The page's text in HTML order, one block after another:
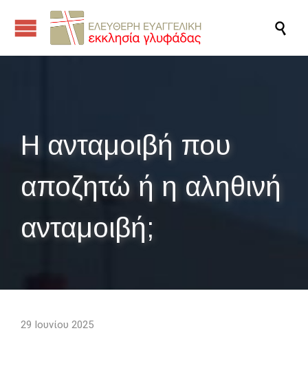

Η ανταμοιβή που
αποζητώ ή η αληθινή
ανταμοιβή;
29 Ιουνίου 2025